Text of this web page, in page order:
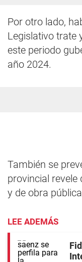
Por otro lado,
Legislativo trate
este periodo
año 2024.
También se
provincial
y de obra
LEE ADEMÁS